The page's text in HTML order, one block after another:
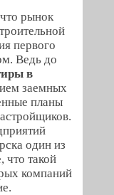
рынок
первого
Ведь до
в
заемных
планы
один из
что такой
компаний